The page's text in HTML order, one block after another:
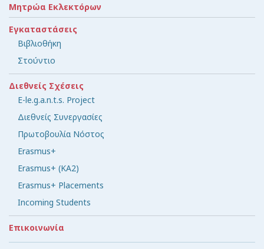
Μητρώα Εκλεκτόρων
Εγκαταστάσεις
Βιβλιοθήκη
Στούντιο
Διεθνείς Σχέσεις
E-le.g.a.n.t.s. Project
Διεθνείς Συνεργασίες
Πρωτοβουλία Νόστος
Erasmus+
Erasmus+ (KA2)
Erasmus+ Placements
Incoming Students
Επικοινωνία